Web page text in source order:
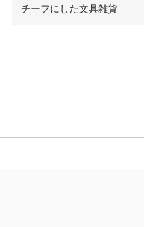
チーフにした文具雑貨